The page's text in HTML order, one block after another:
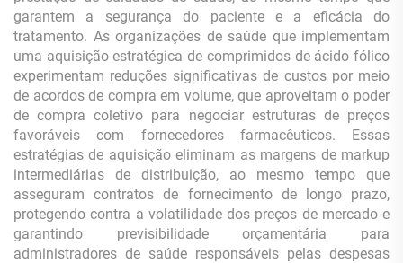
garantem a segurança do paciente e a eficácia do
tratamento. As organizações de saúde que implementam
uma aquisição estratégica de comprimidos de ácido fólico
experimentam reduções significativas de custos por meio
de acordos de compra em volume, que aproveitam o poder
de compra coletivo para negociar estruturas de preços
favoráveis com fornecedores farmacêuticos. Essas
estratégias de aquisição eliminam as margens de markup
intermediárias de distribuição, ao mesmo tempo que
asseguram contratos de fornecimento de longo prazo,
protegendo contra a volatilidade dos preços de mercado e
garantindo previsibilidade orçamentária para
administradores de saúde responsáveis pelas despesas